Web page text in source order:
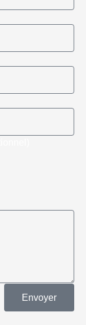
Envoyer